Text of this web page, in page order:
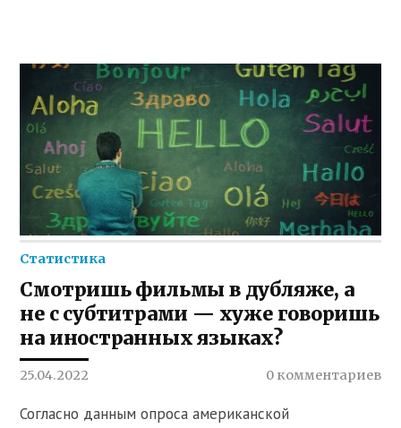
Статистика
Смотришь фильмы в дубляже, а
не с субтитрами — хуже говоришь
на иностранных языках?
25.04.2022 0 комментариев
Согласно данным опроса американской